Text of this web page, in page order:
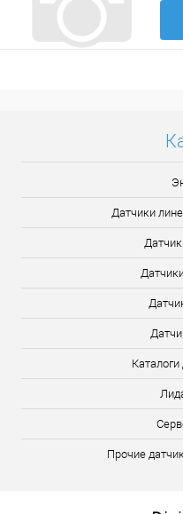
Датчики
Прочие